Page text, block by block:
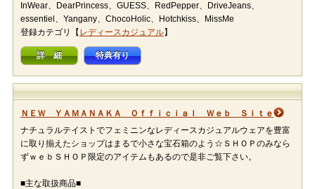
InWear、DearPrincess、GUESS、RedPepper、DriveJeans、
essentiel、Yangany、ChocoHolic、Hotchkiss、MissMe
登録カテゴリ【 レディースカジュアル】
詳 細 特典有り
ＮＥＷ ＹＡＭＡＮＡＫＡ Ｏｆｆｉｃｉａｌ Ｗｅｂ Ｓｉｔｅ
ナチュラルテイストでフェミニンなレディースカジュアルウェアを豊富
に取り揃えたショップはまるで小さな宝石箱のよう☆ＳＨＯＰのみなら
ずｗｅｂＳＨＯＰ限定のアイテムもあるので是非ご覧下さい。
■主な取扱商品■